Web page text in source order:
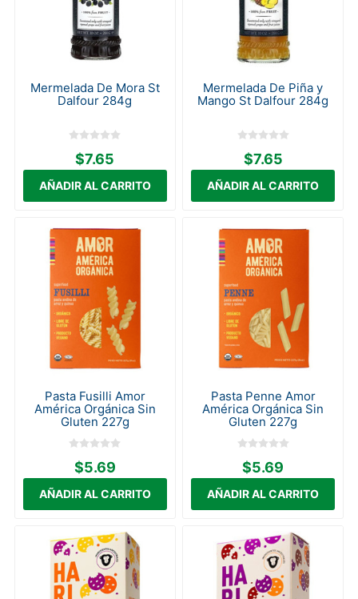
Mermelada De Mora St
Dalfour 284g
$7.65
Mermelada De Piña y
Mango St Dalfour 284g
$7.65
Pasta Fusilli Amor
América Orgánica Sin
Gluten 227g
$5.69
Pasta Penne Amor
América Orgánica Sin
Gluten 227g
$5.69